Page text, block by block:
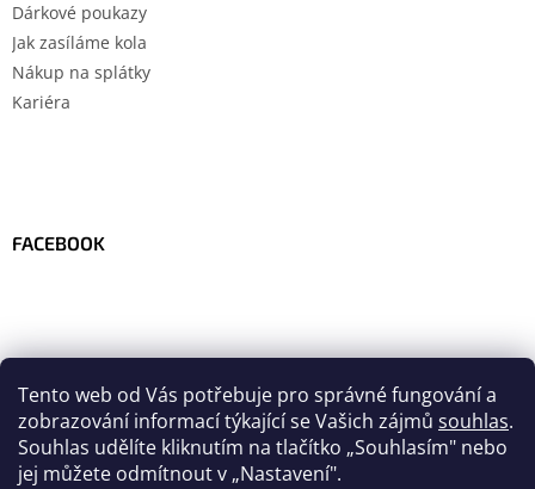
Tento web od Vás potřebuje pro správné fungování a
zobrazování informací týkající se Vašich zájmů souhlas.
Souhlas udělíte kliknutím na tlačítko „Souhlasím" nebo
jej můžete odmítnout v „Nastavení".
Dárkové poukazy
Jak zasíláme kola
Nákup na splátky
Kariéra
FACEBOOK